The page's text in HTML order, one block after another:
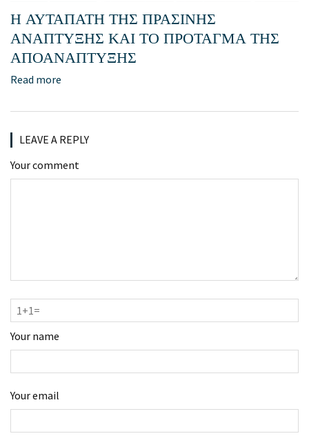
Η ΑΥΤΑΠΑΤΗ ΤΗΣ ΠΡΑΣΙΝΗΣ
ΑΝΑΠΤΥΞΗΣ ΚΑΙ ΤΟ ΠΡΟΤΑΓΜΑ ΤΗΣ
ΑΠΟΑΝΑΠΤΥΞΗΣ
Read more
LEAVE A REPLY
Your comment
Your name
Your email